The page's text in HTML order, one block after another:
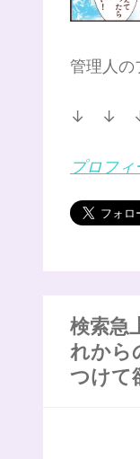
管理人の
↓ ↓
プロフィ
検索急
れから
つけて